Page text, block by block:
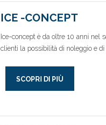
ICE -CONCEPT
Ice-concept è da oltre 10 anni nel
clienti la possibilità di noleggio e di
SCOPRI DI PIÙ